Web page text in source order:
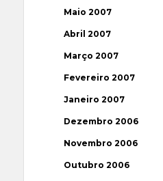
Maio 2007
Abril 2007
Março 2007
Fevereiro 2007
Janeiro 2007
Dezembro 2006
Novembro 2006
Outubro 2006